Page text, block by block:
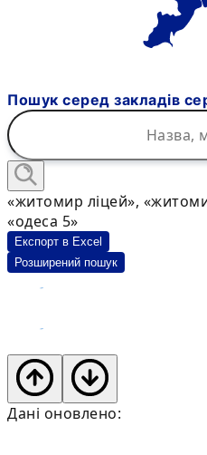
Пошук серед закладів
«житомир ліцей»,
«одеса 5»
Експорт в Excel
Розширений пошук
Дані оновлено: